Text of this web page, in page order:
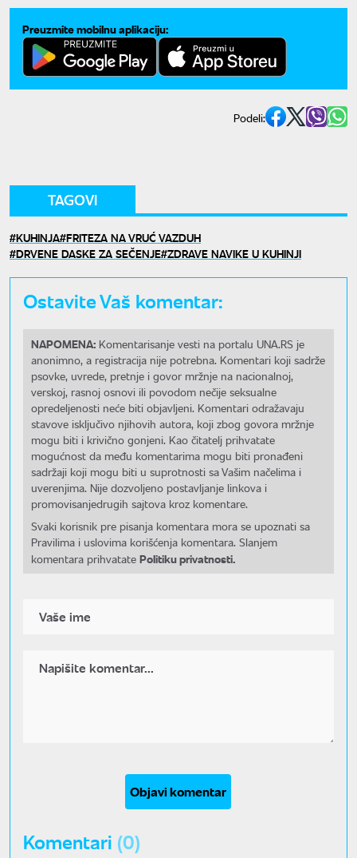
Preuzmite mobilnu aplikaciju:
Podeli:
TAGOVI
KUHINJA FRITEZA NA VRUĆ VAZDUH
DRVENE DASKE ZA SEČENJE ZDRAVE NAVIKE U KUHINJI
Ostavite Vaš komentar:
NAPOMENA: Komentarisanje vesti na portalu UNA.RS je
anonimno, a registracija nije potrebna. Komentari koji sadrže
psovke, uvrede, pretnje i govor mržnje na nacionalnoj,
verskoj, rasnoj osnovi ili povodom nečije seksualne
opredeljenosti neće biti objavljeni. Komentari odražavaju
stavove isključivo njihovih autora, koji zbog govora mržnje
mogu biti i krivično gonjeni. Kao čitatelj prihvatate
mogućnost da među komentarima mogu biti pronađeni
sadržaji koji mogu biti u suprotnosti sa Vašim načelima i
uverenjima. Nije dozvoljeno postavljanje linkova i
promovisanjedrugih sajtova kroz komentare.
Svaki korisnik pre pisanja komentara mora se upoznati sa
Pravilima i uslovima korišćenja komentara. Slanjem
komentara prihvatate Politiku privatnosti.
Objavi komentar
Komentari (0)